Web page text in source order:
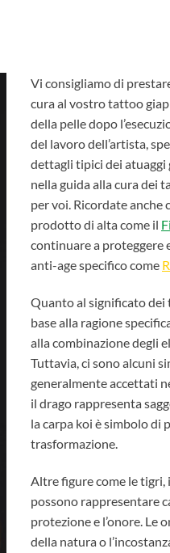
Vi consigliamo di
cura al vostro tattoo
della pelle dopo
del lavoro dell’artista,
dettagli tipici dei atuaggi
nella guida alla cura dei
per voi. Ricordate anche
prodotto di alta come il
continuare a proteggere
anti-age specifico come
Quanto al significato dei
base alla ragione
alla combinazione degli
Tuttavia, ci sono alcuni
generalmente accettati
il drago rappresenta
la carpa koi è simbolo di
trasformazione.
Altre figure come le
possono rappresentare
protezione e l’onore. Le
della natura o